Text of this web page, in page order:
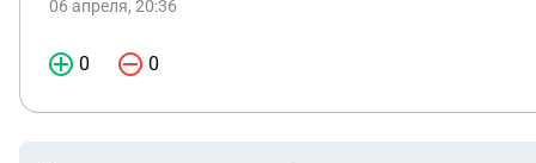
06 апреля, 20:36
0 0